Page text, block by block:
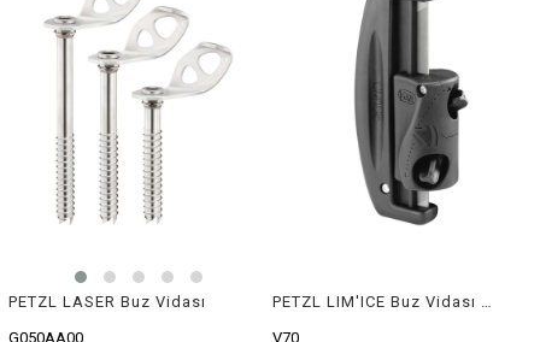
PETZL LASER Buz Vidası
G050AA00
V70